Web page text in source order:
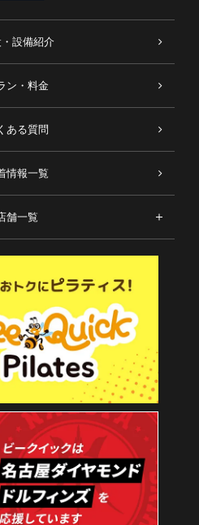
設備紹介
ン・料金
ある質問
情報一覧
舗一覧